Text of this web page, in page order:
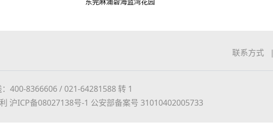
联系方式 |
400-8366606 / 021-64281588 转 1
沪ICP备08027138号-1 公安部备案号 31010402005733